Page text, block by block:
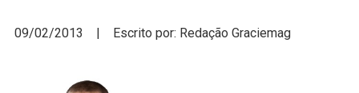
09/02/2013 | Escrito por: Redação Graciemag